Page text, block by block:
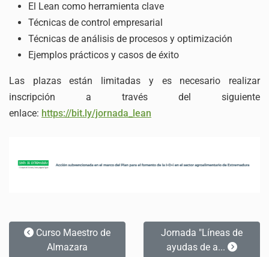
El Lean como herramienta clave
Técnicas de control empresarial
Técnicas de análisis de procesos y optimización
Ejemplos prácticos y casos de éxito
Las plazas están limitadas y es necesario realizar
inscripción a través del siguiente
enlace: https://bit.ly/jornada_lean
Curso Maestro de
Almazara
Jornada "Líneas de
ayudas de a...